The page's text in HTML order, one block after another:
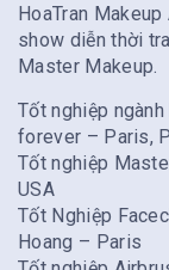
HoaTran
show diễn thời
Master Makeup.
Tốt nghiệp
forever – Paris,
Tốt nghiệp
USA
Tốt Nghiệp
Hoang – Paris